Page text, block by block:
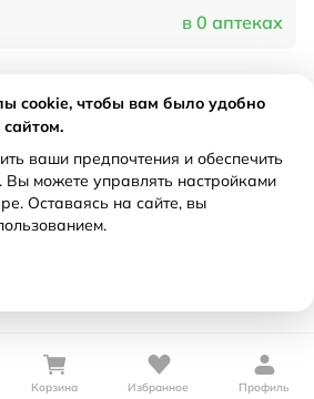
в 0 аптеках
Не требуется
Корзина Избранное Профиль
cookie, чтобы вам было удобно
ваши предпочтения и обеспечить
Вы можете управлять настройками
Оставаясь на сайте, вы